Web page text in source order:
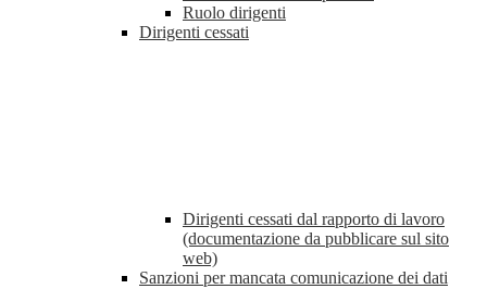
Ruolo dirigenti
Dirigenti cessati
Dirigenti cessati dal rapporto di lavoro
(documentazione da pubblicare sul sito
web)
Sanzioni per mancata comunicazione dei dati